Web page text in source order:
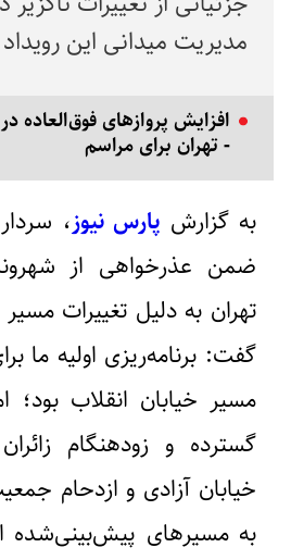
مدیریت میدانی این
افزایش پروازهای فوق‌العاده
- تهران برای مراسم
به گزارش پارس نیوز،
ضمن عذرخواهی از
تهران به دلیل تغییرات
گفت: برنامه‌ریزی اولیه ما
مسیر خیابان انقلاب بود؛
گسترده و زودهنگام
خیابان آزادی و ازدحام
به مسیرهای پیش‌بینی‌شده